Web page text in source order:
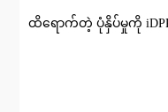
ထိရောက်တဲ့ ပုံနှိပ်မှုကို